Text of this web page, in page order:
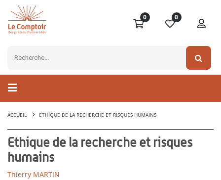
0 0
ACCUEIL ETHIQUE DE LA RECHERCHE ET RISQUES HUMAINS
Ethique de la recherche et risques
humains
Thierry MARTIN